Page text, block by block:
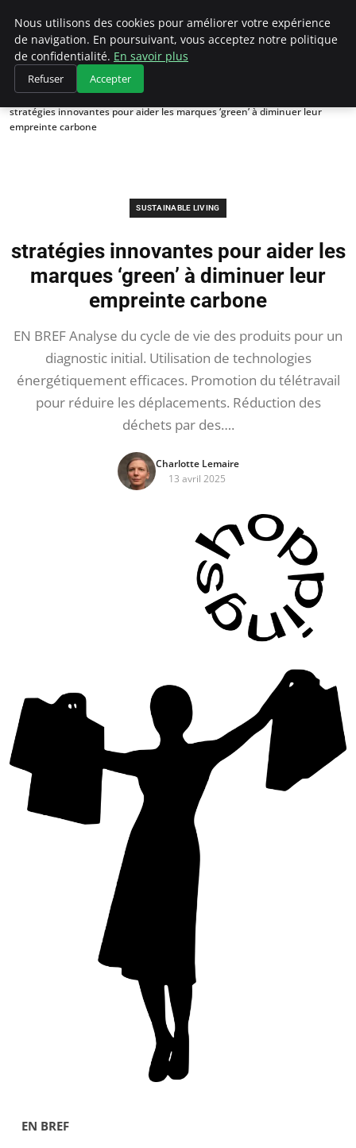
Climategatecountryclub.com
Accueil
Sustainable Living
stratégies innovantes pour aider les marques ‘green’ à diminuer leur
empreinte carbone
SUSTAINABLE LIVING
stratégies innovantes pour aider les
marques ‘green’ à diminuer leur
empreinte carbone
EN BREF Analyse du cycle de vie des produits pour un
diagnostic initial. Utilisation de technologies
énergétiquement efficaces. Promotion du télétravail
pour réduire les déplacements. Réduction des
déchets par des….
Charlotte Lemaire
13 avril 2025
EN BREF
Nous utilisons des cookies pour améliorer votre expérience
de navigation. En poursuivant, vous acceptez notre politique
de confidentialité. En savoir plus
Refuser Accepter